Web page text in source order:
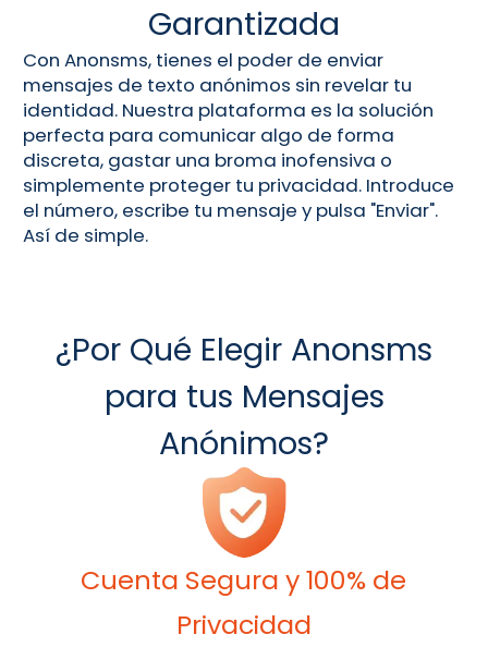
Garantizada
Con Anonsms, tienes el poder de enviar
mensajes de texto anónimos sin revelar tu
identidad. Nuestra plataforma es la solución
perfecta para comunicar algo de forma
discreta, gastar una broma inofensiva o
simplemente proteger tu privacidad. Introduce
el número, escribe tu mensaje y pulsa "Enviar".
Así de simple.
¿Por Qué Elegir Anonsms
para tus Mensajes
Anónimos?
Cuenta Segura y 100% de
Privacidad